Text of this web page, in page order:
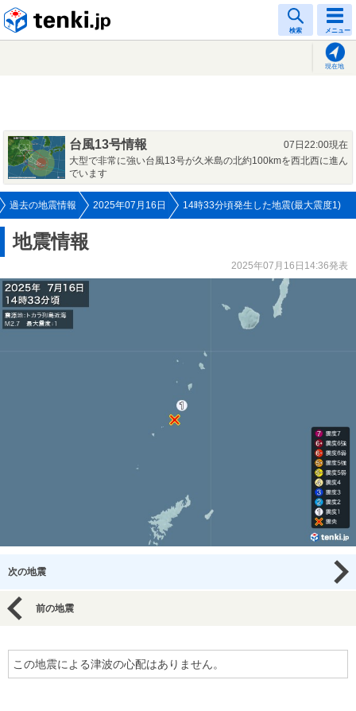
検索 メニュー
現在地
台風13号情報
07日22:00現在
大型で非常に強い台風13号が久米島の北約100kmを西北西に進ん
でいます
過去の地震情報 2025年07月16日 14時33分頃発生した地震(最大震度1)
地震情報
2025年07月16日14:36発表
次の地震
前の地震
この地震による津波の心配はありません。